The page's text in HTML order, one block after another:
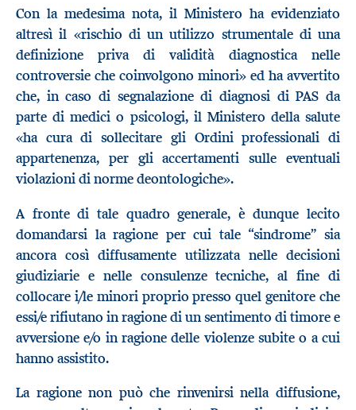
Con la medesima nota, il Ministero ha evidenziato
altresì il «rischio di un utilizzo strumentale di una
definizione priva di validità diagnostica nelle
controversie che coinvolgono minori» ed ha avvertito
che, in caso di segnalazione di diagnosi di PAS da
parte di medici o psicologi, il Ministero della salute
«ha cura di sollecitare gli Ordini professionali di
appartenenza, per gli accertamenti sulle eventuali
violazioni di norme deontologiche».
A fronte di tale quadro generale, è dunque lecito
domandarsi la ragione per cui tale “sindrome” sia
ancora così diffusamente utilizzata nelle decisioni
giudiziarie e nelle consulenze tecniche, al fine di
collocare i/le minori proprio presso quel genitore che
essi/e rifiutano in ragione di un sentimento di timore e
avversione e/o in ragione delle violenze subite o a cui
hanno assistito.
La ragione non può che rinvenirsi nella diffusione,